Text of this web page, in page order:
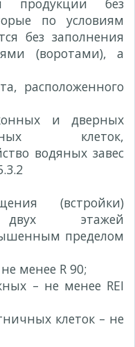
продукции без
по условиям
без заполнения
(воротами), а
расположенного
и дверных
клеток,
водяных завес
(встройки)
этажей
пределом
менее R 90;
– не менее REI
клеток – не